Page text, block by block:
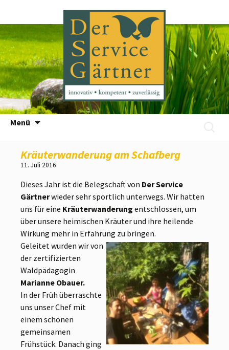
Menü
Zum
Kräuterwanderung am Schafberg
11. Juli 2016
Dieses Jahr ist die Belegschaft von Der Service
Gärtnerwieder sehr sportlich unterwegs. Wir hatten
uns für eine Kräuterwanderung entschlossen, um
über unsere heimischen Kräuter und ihre heilende
Wirkung mehr in Erfahrung zu bringen.
Geleitet wurden wir von
der zertifizierten
Waldpädagogin
Marianne Obauer.
In der Früh überraschte
uns unser Chef mit
einem schönen
gemeinsamen
Frühstück. Danach ging